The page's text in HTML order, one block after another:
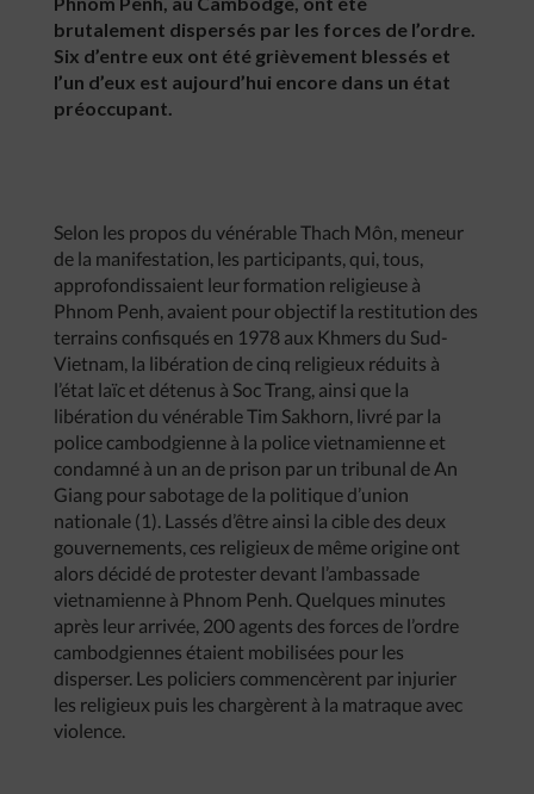
brutalement dispersés par les forces de l’ordre.
Six d’entre eux ont été grièvement blessés et
l’un d’eux est aujourd’hui encore dans un état
préoccupant.
Selon les propos du vénérable Thach Môn, meneur
de la manifestation, les participants, qui, tous,
approfondissaient leur formation religieuse à
Phnom Penh, avaient pour objectif la restitution des
terrains confisqués en 1978 aux Khmers du Sud-
Vietnam, la libération de cinq religieux réduits à
l’état laïc et détenus à Soc Trang, ainsi que la
libération du vénérable Tim Sakhorn, livré par la
police cambodgienne à la police vietnamienne et
condamné à un an de prison par un tribunal de An
Giang pour sabotage de la politique d’union
nationale (1). Lassés d’être ainsi la cible des deux
gouvernements, ces religieux de même origine ont
alors décidé de protester devant l’ambassade
vietnamienne à Phnom Penh. Quelques minutes
après leur arrivée, 200 agents des forces de l’ordre
cambodgiennes étaient mobilisées pour les
disperser. Les policiers commencèrent par injurier
les religieux puis les chargèrent à la matraque avec
violence.